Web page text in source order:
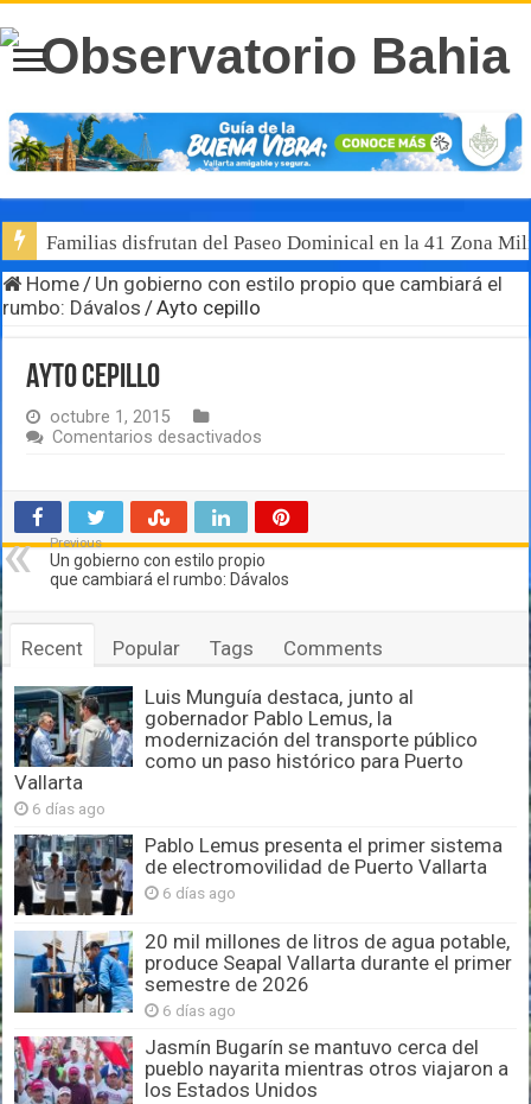
Familias disfrutan del Paseo Dominical en la 41 Zona
Home/ Un gobierno con estilo propio que cambiará el
rumbo: Dávalos /Ayto cepillo
Ayto cepillo
octubre 1, 2015
Comentarios desactivados
Previous
Un gobierno con estilo propio
que cambiará el rumbo: Dávalos
Recent Popular Tags Comments
Luis Munguía destaca, junto al
gobernador Pablo Lemus, la
modernización del transporte público
como un paso histórico para Puerto
Vallarta
6 días ago
Pablo Lemus presenta el primer sistema
de electromovilidad de Puerto Vallarta
6 días ago
20 mil millones de litros de agua potable,
produce Seapal Vallarta durante el primer
semestre de 2026
6 días ago
Jasmín Bugarín se mantuvo cerca del
pueblo nayarita mientras otros viajaron a
los Estados Unidos